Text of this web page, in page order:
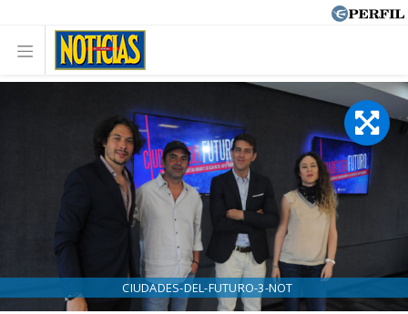
CIUDADES-DEL-FUTURO-3-NOT